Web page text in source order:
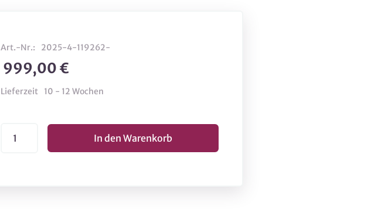
Art.-Nr.: 2025-4-119262-
999,00 €
Lieferzeit 10 - 12 Wochen